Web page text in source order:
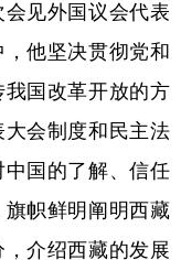
见外国议会代表
他坚决贯彻党和
国改革开放的方
会制度和民主法
国的了解、信任
帜鲜明阐明西藏
介绍西藏的发展